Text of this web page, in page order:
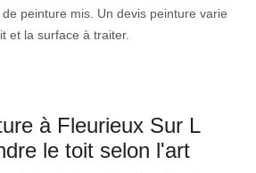
peinture mis. Un devis peinture varie
et la surface à traiter.
à Fleurieux Sur L
le toit selon l'art